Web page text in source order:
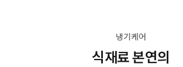
냉기케어
식재료 본연의